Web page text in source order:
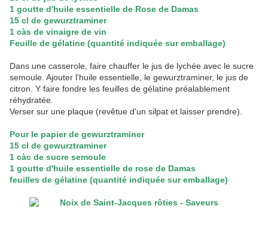
1 goutte d'huile essentielle de Rose de Damas
15 cl de gewurztraminer
1 càs de vinaigre de vin
Feuille de gélatine (quantité indiquée sur emballage)
Dans une casserole, faire chauffer le jus de lychée avec le sucre
semoule. Ajouter l'huile essentielle, le gewurztraminer, le jus de
citron. Y faire fondre les feuilles de gélatine préalablement
réhydratée.
Verser sur une plaque (revêtue d'un silpat et laisser prendre).
Pour le papier de gewurztraminer
15 cl de gewurztraminer
1 càc de sucre semoule
1 goutte d'huile essentielle de rose de Damas
feuilles de gélatine (quantité indiquée sur emballage)